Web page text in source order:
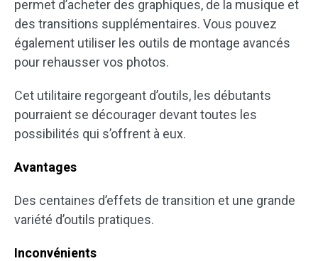
permet d’acheter des graphiques, de la musique et
des transitions supplémentaires. Vous pouvez
également utiliser les outils de montage avancés
pour rehausser vos photos.
Cet utilitaire regorgeant d’outils, les débutants
pourraient se décourager devant toutes les
possibilités qui s’offrent à eux.
Avantages
Des centaines d’effets de transition et une grande
variété d’outils pratiques.
Inconvénients